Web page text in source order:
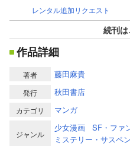
レンタル追加リクエスト
続刊
作品詳細
著者 藤田麻貴
発行 秋田書店
カテゴリ マンガ
ジャンル
少女漫画 SF・ファ
ミステリー・サスペ